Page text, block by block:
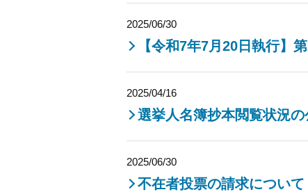
【令和7年7月20日執行】
2025/06/30
選挙人名簿抄本閲覧状況
2025/04/16
不在者投票の請求について
2025/06/30